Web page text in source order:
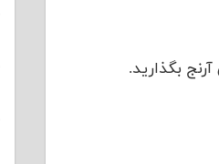
بگذارید.